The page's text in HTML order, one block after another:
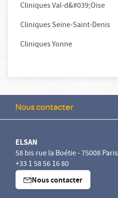
Cliniques Val-d&#039;Oise
Cliniques Seine-Saint-Denis
Cliniques Yonne
Nous contacter
ELSAN
58 bis rue la Boétie - 75008 Paris
+33 1 58 56 16 80
Nous contacter